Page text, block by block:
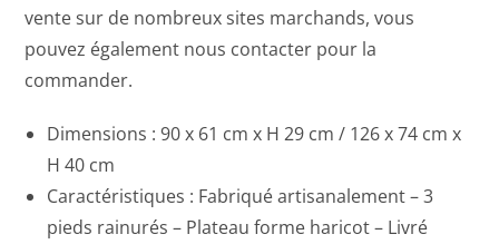
vente sur de nombreux sites marchands, vous
pouvez également nous contacter pour la
commander.
Dimensions :90 x 61 cm x H 29 cm / 126 x 74 cm x
H 40 cm
Caractéristiques : Fabriqué artisanalement – 3
pieds rainurés – Plateau forme haricot – Livré